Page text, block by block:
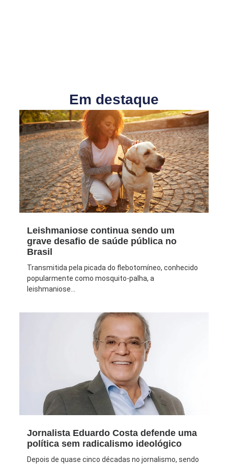
Em destaque
Leishmaniose continua sendo um
grave desafio de saúde pública no
Brasil
Transmitida pela picada do flebotomíneo, conhecido
popularmente como mosquito-palha, a
leishmaniose...
Jornalista Eduardo Costa defende uma
política sem radicalismo ideológico
Depois de quase cinco décadas no jornalismo, sendo